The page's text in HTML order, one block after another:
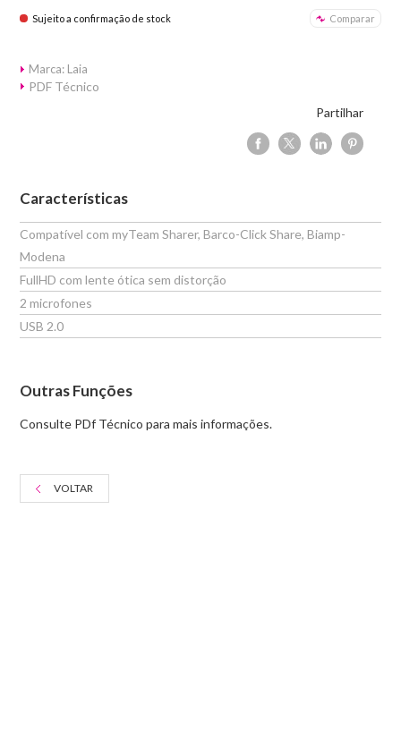
Sujeito a confirmação de stock Comparar
Marca: Laia
PDF Técnico
Partilhar
Características
Compatível com myTeam Sharer, Barco-Click Share, Biamp-
Modena
FullHD com lente ótica sem distorção
2 microfones
USB 2.0
Outras Funções
Consulte PDf Técnico para mais informações.
VOLTAR